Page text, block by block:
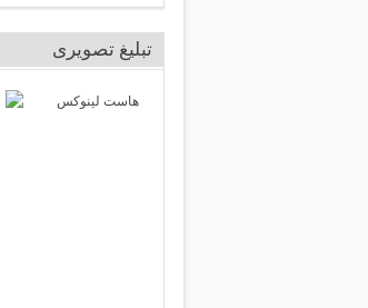
تبلیغ تصویری